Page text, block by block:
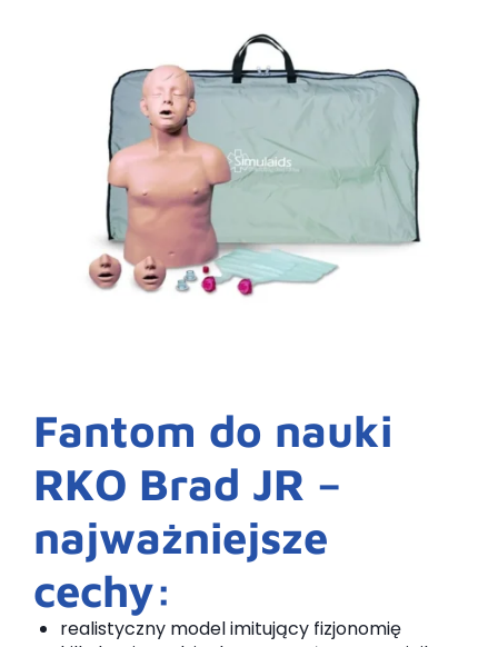
Fantom do nauki
RKO Brad JR –
najważniejsze
cechy:
realistyczny model imitujący fizjonomię